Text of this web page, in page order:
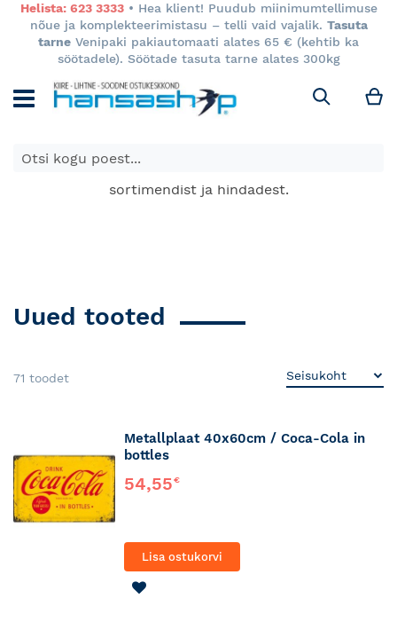
Helista: 623 3333• Hea klient! Puudub miinimumtellimuse
nõue ja komplekteerimistasu – telli vaid vajalik. Tasuta
tarne Venipaki pakiautomaati alates 65 € (kehtib ka
söötadele). Söötade tasuta tarne alates 300kg
Otsi
E-poes kuvatavad toodete hinnad kehtivad ainult e-
poes ja võivad erineda Keila ja Tartu poodide
sortimendist ja hindadest.
Uued tooted
71 toodet
Metallplaat 40x60cm / Coca-Cola in
bottles
54,55€
Lisa ostukorvi